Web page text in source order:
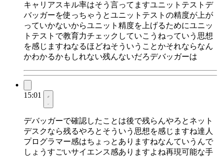
キャリアスキル率はそう言ってますユニットテストデ
バッガーを使っちゃうとユニットテストの精度が上が
っていかないからユニット精度を上げるためにユニッ
トテストで教育力チェックしていこうねっていう思想
を感じますねなるほどねそういうことかそれならなん
かわかるかもしれない残んないだろデバッガーは
15:01
デバッガーで確認したことは後で残らんやろとネット
デスクなら残るやろとそういう思想を感じますね達人
プログラマー感はちょっとありますねなんていうんで
しょうすごいサイエンス感ありますよね再現可能な手